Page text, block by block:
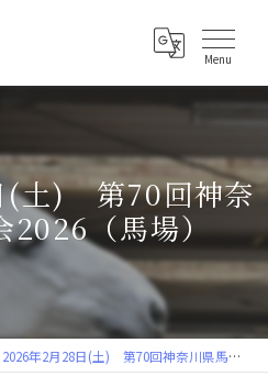
(土) 第70回神奈
2026（馬場）
2026年2月28日(土) 第70回神奈川県馬術大会2026（馬場）